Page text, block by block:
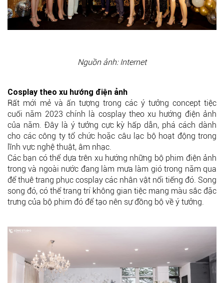
Nguồn ảnh: Internet
Cosplay theo xu hướng điện ảnh
Rất mới mẻ và ấn tượng trong các ý tưởng concept tiệc
cuối năm 2023 chính là cosplay theo xu hướng điện ảnh
của năm. Đây là ý tưởng cực kỳ hấp dẫn, phá cách dành
cho các công ty tổ chức hoặc câu lạc bộ hoạt động trong
lĩnh vực nghệ thuật, âm nhạc.
Các bạn có thể dựa trên xu hướng những bộ phim điện ảnh
trong và ngoài nước đang làm mưa làm gió trong năm qua
để thuê trang phục cosplay các nhân vật nổi tiếng đó. Song
song đó, có thể trang trí không gian tiệc mang màu sắc đặc
trưng của bộ phim đó để tạo nên sự đồng bộ về ý tưởng.